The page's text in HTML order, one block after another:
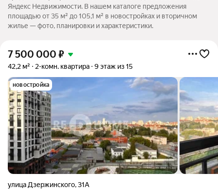
Яндекс Недвижимости. В нашем каталоге предложения
площадью от 35 м² до 105,1 м² в новостройках и вторичном
жилье — фото, планировки и характеристики.
7 500 000 ₽
42,2 м² 2-комн. квартира 9 этаж из 15
новостройка
улица Дзержинского,31А